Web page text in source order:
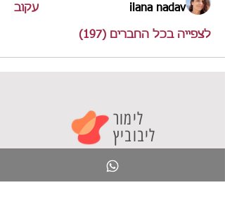
ilana nadav עקוב
לצפייה בכל החברים (197)
לימור
ליבוביץ
חינוך ליצירתיות
"חינוך ליצירתיות" הוא אתר בתחום הייעוץ החינוכי